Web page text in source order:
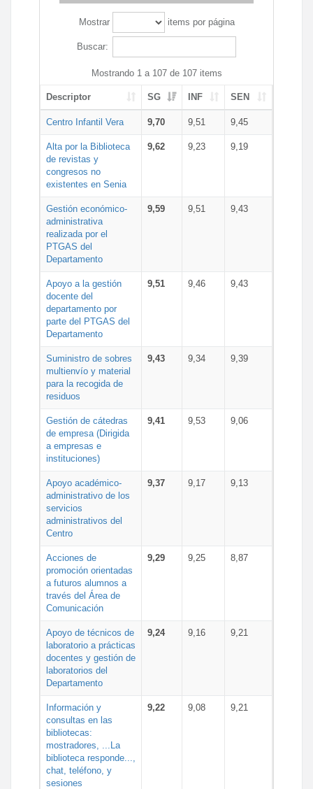
Mostrar items por página
Buscar:
Mostrando 1 a 107 de 107 items
Descriptor SG INF SEN
Centro Infantil Vera 9,70 9,51 9,45
Alta por la Biblioteca
de revistas y
congresos no
existentes en Senia
9,62 9,23 9,19
Gestión económico-
administrativa
realizada por el
PTGAS del
Departamento
9,59 9,51 9,43
Apoyo a la gestión
docente del
departamento por
parte del PTGAS del
Departamento
9,51 9,46 9,43
Suministro de sobres
multienvío y material
para la recogida de
residuos
9,43 9,34 9,39
Gestión de cátedras
de empresa (Dirigida
a empresas e
instituciones)
9,41 9,53 9,06
Apoyo académico-
administrativo de los
servicios
administrativos del
Centro
9,37 9,17 9,13
Acciones de
promoción orientadas
a futuros alumnos a
través del Área de
Comunicación
9,29 9,25 8,87
Apoyo de técnicos de
laboratorio a prácticas
docentes y gestión de
laboratorios del
Departamento
9,24 9,16 9,21
Información y
consultas en las
bibliotecas:
mostradores, ...La
biblioteca responde...,
chat, teléfono, y
sesiones
9,22 9,08 9,21